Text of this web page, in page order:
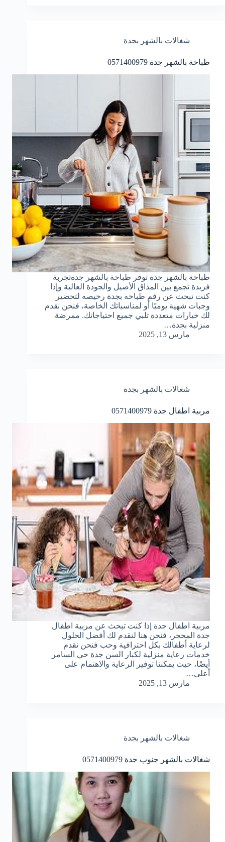
شغالات بالشهر بجدة
طباخة بالشهر جدة 0571400979
طباخة بالشهر جدة توفر طباخة بالشهر جدةتجربة
فريدة تجمع بين المذاق الأصيل والجودة العالية وإذا
كنت تبحث عن رقم طباخه بجدة رخيصه لتحضير
وجبات شهية يوميًا أو لمناسباتك الخاصة، فنحن نقدم
لك خيارات متعددة تلبي جميع احتياجاتك. ممرضة
منزلية بجدة…
مارس 13, 2025
شغالات بالشهر بجدة
مربية اطفال جدة 0571400979
مربية اطفال جدة إذا كنت تبحث عن مربية اطفال
جدة المحجر، فنحن هنا لنقدم لك أفضل الحلول
لرعاية أطفالك بكل احترافية وحب فنحن نقدم
خدمات رعاية منزلية لكبار السن جدة حي السامر
أيضًا، حيث يمكننا توفير الرعاية والاهتمام على
أعلى…
مارس 13, 2025
شغالات بالشهر بجدة
شغالات بالشهر جنوب جدة 0571400979